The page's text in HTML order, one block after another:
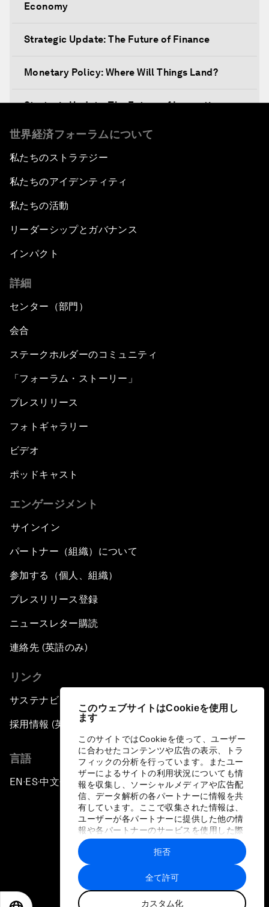
このウェブサイトはCookieを使用し
ます
このサイトではCookieを使って、ユーザー
に合わせたコンテンツや広告の表示、トラ
フィックの分析を行っています。またユー
ザーによるサイトの利用状況についても情
報を収集し、ソーシャルメディアや広告配
信、データ解析の各パートナーに情報を共
有しています。ここで収集された情報は、
ユーザーが各パートナーに提供した他の情
報や各パートナーのサービスを使用した際
に収集された情報と組み合わされ、各パー
トナーによって使用されることがありま
す。
全て許可
カスタム化
拒否
Economy
Strategic Update: The Future of Finance
Monetary Policy: Where Will Things Land?
Strategic Update: The Future of Innovation
Discover a World beyond X and Y Genes
Fourth Industrial Revolution: The Impact on
Welcoming Remarks and Special Address
Opening Plenary with Xi Jinping, President of
What Is it to Be Human in the Fourth Industrial
An Insight, An Idea with Matt Damon and Gary
Outlook for the United States
Advancing the Sustainable Development
Agenda
Artificial Intelligence
A Conversation with Adel Al Jubeir on Middle
East Security
Powering Africa
Who Can Lead a Multipolar World?
An Insight, An Idea with Guy Standing
A Conversation with John Kerry: Diplomacy in
an Era of Disruption
Ending Corruption
Rebuilding Trust in the Healthcare Industry
The New Lead Characters
Terrorism in the Digital Age
Global Growth Markets Outlook
世界経済フォーラムについて
私たちのストラテジー
私たちのアイデンティティ
私たちの活動
リーダーシップとガバナンス
インパクト
詳細
センター（部門）
会合
ステークホルダーのコミュニティ
「フォーラム・ストーリー」
プレスリリース
フォトギャラリー
ビデオ
ポッドキャスト
エンゲージメント
サインイン
パートナー（組織）について
参加する（個人、組織）
プレスリリース登録
ニュースレター購読
連絡先 (英語のみ)
リンク
サステナビリティへの取り組み
採用情報 (英語のみ)
言語
EN ▪ES▪中文▪ 日本語
プライバシーポリシーと利用規約
サイトマップ